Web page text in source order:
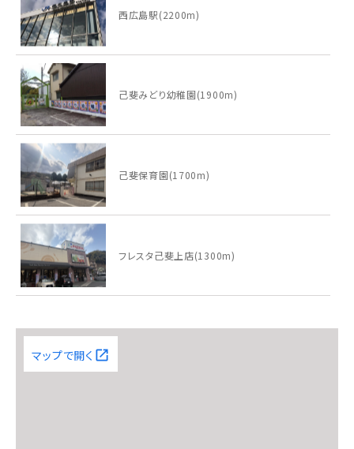
西広島駅(2200m)
己斐みどり幼稚園(1900m)
己斐保育園(1700m)
フレスタ己斐上店(1300m)
マップで開く